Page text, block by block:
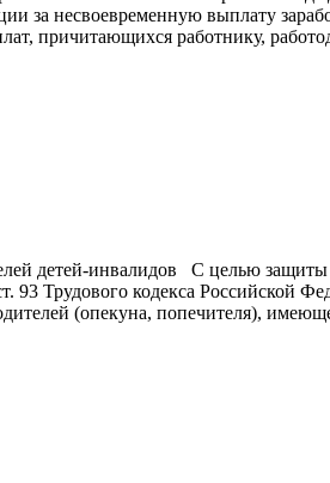
за несвоевременную выплату
причитающихся работнику,
детей-инвалидов С целью
93 Трудового кодекса Российской
(опекуна, попечителя),